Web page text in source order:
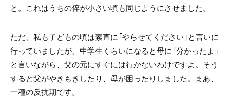
と。これはうちの倅が小さい頃も同じようにさせました。
ただ、私も子どもの頃は素直に「やらせてください」と言いに
行っていましたが、中学生くらいになると母に「分かったよ」
と言いながら、父の元にすぐには行かないわけですよ。そう
すると父がやきもきしたり、母が困ったりしました。まあ、
一種の反抗期です。